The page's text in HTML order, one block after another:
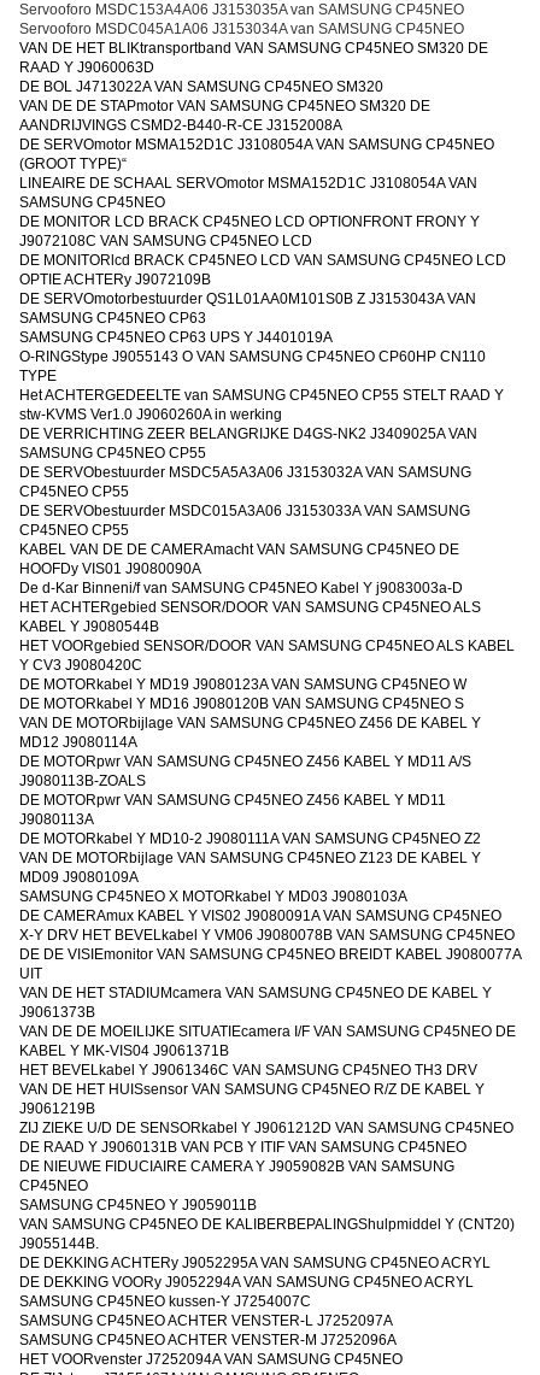
Servooforo MSDC153A4A06 J3153035A van SAMSUNG CP45NEO
Servooforo MSDC045A1A06 J3153034A van SAMSUNG CP45NEO
VAN DE HET BLIKtransportband VAN SAMSUNG CP45NEO SM320 DE
RAAD Y J9060063D
DE BOL J4713022A VAN SAMSUNG CP45NEO SM320
VAN DE DE STAPmotor VAN SAMSUNG CP45NEO SM320 DE
AANDRIJVINGS CSMD2-B440-R-CE J3152008A
DE SERVOmotor MSMA152D1C J3108054A VAN SAMSUNG CP45NEO
(GROOT TYPE)“
LINEAIRE DE SCHAAL SERVOmotor MSMA152D1C J3108054A VAN
SAMSUNG CP45NEO
DE MONITOR LCD BRACK CP45NEO LCD OPTIONFRONT FRONY Y
J9072108C VAN SAMSUNG CP45NEO LCD
DE MONITORlcd BRACK CP45NEO LCD VAN SAMSUNG CP45NEO LCD
OPTIE ACHTERy J9072109B
DE SERVOmotorbestuurder QS1L01AA0M101S0B Z J3153043A VAN
SAMSUNG CP45NEO CP63
SAMSUNG CP45NEO CP63 UPS Y J4401019A
O-RINGStype J9055143 O VAN SAMSUNG CP45NEO CP60HP CN110
TYPE
Het ACHTERGEDEELTE van SAMSUNG CP45NEO CP55 STELT RAAD Y
stw-KVMS Ver1.0 J9060260A in werking
DE VERRICHTING ZEER BELANGRIJKE D4GS-NK2 J3409025A VAN
SAMSUNG CP45NEO CP55
DE SERVObestuurder MSDC5A5A3A06 J3153032A VAN SAMSUNG
CP45NEO CP55
DE SERVObestuurder MSDC015A3A06 J3153033A VAN SAMSUNG
CP45NEO CP55
KABEL VAN DE DE CAMERAmacht VAN SAMSUNG CP45NEO DE
HOOFDy VIS01 J9080090A
De d-Kar Binneni/f van SAMSUNG CP45NEO Kabel Y j9083003a-D
HET ACHTERgebied SENSOR/DOOR VAN SAMSUNG CP45NEO ALS
KABEL Y J9080544B
HET VOORgebied SENSOR/DOOR VAN SAMSUNG CP45NEO ALS KABEL
Y CV3 J9080420C
DE MOTORkabel Y MD19 J9080123A VAN SAMSUNG CP45NEO W
DE MOTORkabel Y MD16 J9080120B VAN SAMSUNG CP45NEO S
VAN DE MOTORbijlage VAN SAMSUNG CP45NEO Z456 DE KABEL Y
MD12 J9080114A
DE MOTORpwr VAN SAMSUNG CP45NEO Z456 KABEL Y MD11 A/S
J9080113B-ZOALS
DE MOTORpwr VAN SAMSUNG CP45NEO Z456 KABEL Y MD11
J9080113A
DE MOTORkabel Y MD10-2 J9080111A VAN SAMSUNG CP45NEO Z2
VAN DE MOTORbijlage VAN SAMSUNG CP45NEO Z123 DE KABEL Y
MD09 J9080109A
SAMSUNG CP45NEO X MOTORkabel Y MD03 J9080103A
DE CAMERAmux KABEL Y VIS02 J9080091A VAN SAMSUNG CP45NEO
X-Y DRV HET BEVELkabel Y VM06 J9080078B VAN SAMSUNG CP45NEO
DE DE VISIEmonitor VAN SAMSUNG CP45NEO BREIDT KABEL J9080077A
UIT
VAN DE HET STADIUMcamera VAN SAMSUNG CP45NEO DE KABEL Y
J9061373B
VAN DE DE MOEILIJKE SITUATIEcamera I/F VAN SAMSUNG CP45NEO DE
KABEL Y MK-VIS04 J9061371B
HET BEVELkabel Y J9061346C VAN SAMSUNG CP45NEO TH3 DRV
VAN DE HET HUISsensor VAN SAMSUNG CP45NEO R/Z DE KABEL Y
J9061219B
ZIJ ZIEKE U/D DE SENSORkabel Y J9061212D VAN SAMSUNG CP45NEO
DE RAAD Y J9060131B VAN PCB Y ITIF VAN SAMSUNG CP45NEO
DE NIEUWE FIDUCIAIRE CAMERA Y J9059082B VAN SAMSUNG
CP45NEO
SAMSUNG CP45NEO Y J9059011B
VAN SAMSUNG CP45NEO DE KALIBERBEPALINGShulpmiddel Y (CNT20)
J9055144B.
DE DEKKING ACHTERy J9052295A VAN SAMSUNG CP45NEO ACRYL
DE DEKKING VOORy J9052294A VAN SAMSUNG CP45NEO ACRYL
SAMSUNG CP45NEO kussen-Y J7254007C
SAMSUNG CP45NEO ACHTER VENSTER-L J7252097A
SAMSUNG CP45NEO ACHTER VENSTER-M J7252096A
HET VOORvenster J7252094A VAN SAMSUNG CP45NEO